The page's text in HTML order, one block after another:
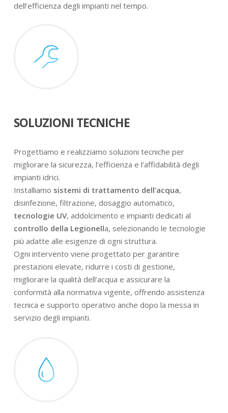
dell’efficienza degli impianti nel tempo.
SOLUZIONI TECNICHE
Progettiamo e realizziamo soluzioni tecniche per
migliorare la sicurezza, l’efficienza e l’affidabilità degli
impianti idrici.
Installiamo sistemi di trattamento dell’acqua,
disinfezione, filtrazione, dosaggio automatico,
tecnologie UV, addolcimento e impianti dedicati al
controllo della Legionella, selezionando le tecnologie
più adatte alle esigenze di ogni struttura.
Ogni intervento viene progettato per garantire
prestazioni elevate, ridurre i costi di gestione,
migliorare la qualità dell’acqua e assicurare la
conformità alla normativa vigente, offrendo assistenza
tecnica e supporto operativo anche dopo la messa in
servizio degli impianti.